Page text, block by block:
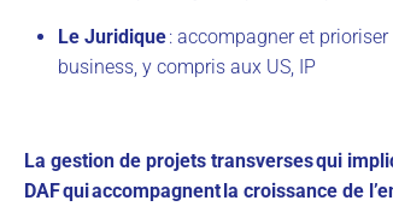
Le Juridique: accompagner et
business, y compris aux US, IP
La gestion de projets transverses qui
DAF qui accompagnent la croissance de